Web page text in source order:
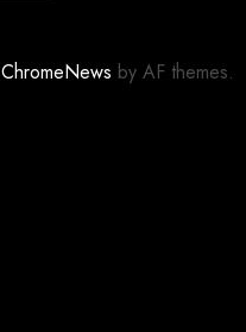
ChromeNews by AF themes.